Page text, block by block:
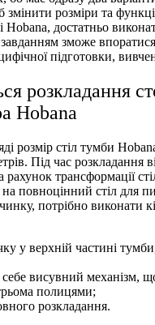
розміри та
Hobana, достатньо
зможе
підготовки,
розкладання
Hobana
розмір стіл тумби
Під час розкладання
рахунок трансформації
повноцінний стіл для
потрібно виконати
у верхній частині
висувний механізм,
полицями;
розкладання.